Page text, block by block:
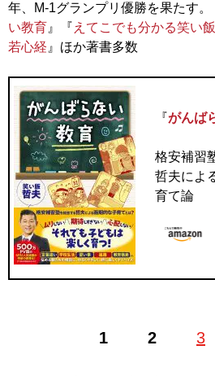
年、M-1グランプリ優勝を果たす。
い教育 』『 えてこでも分かる笑い
若心経 』ほか著書多数
『がんば
格安補習
哲夫によ
育て論
1 2 3